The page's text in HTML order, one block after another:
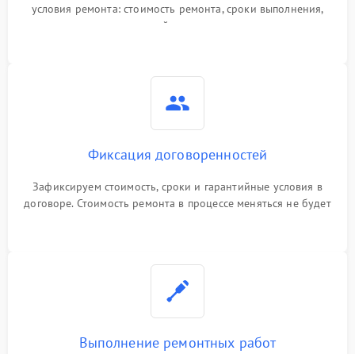
условия ремонта: стоимость ремонта, сроки выполнения,
гарантийные условия
Фиксация договоренностей
Зафиксируем стоимость, сроки и гарантийные условия в
договоре. Стоимость ремонта в процессе меняться не будет
Выполнение ремонтных работ